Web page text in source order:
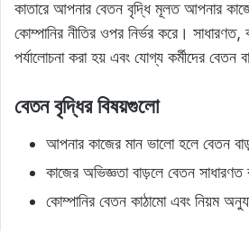
কাতারে আপনার বেতন বৃদ্ধি মূলত আপনার
কোম্পানির নীতির ওপর নির্ভর করে।
পর্যালোচনা করা হয় এবং যোগ্য কর্মীদের বেতন
বেতন বৃদ্ধির বিষয়গুলো
আপনার কাজের মান ভালো হলে বেতন
কাজের অভিজ্ঞতা বাড়লে বেতন সাধারণত
কোম্পানির বেতন কাঠামো এবং নিয়ম